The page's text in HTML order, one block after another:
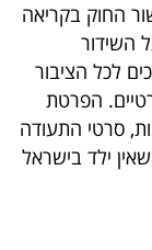
החוק בקריאה
השידור
לכל הציבור
הפרטת
סרטי התעודה
שאין ילד בישראל